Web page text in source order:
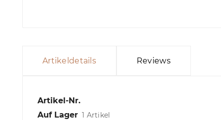
Artikeldetails Reviews
Artikel-Nr.
Auf Lager 1 Artikel